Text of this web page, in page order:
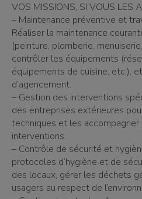
VOS MISSIONS, SI VOUS LES
– Maintenance préventive et
Réaliser la maintenance
(peinture, plomberie,
contrôler les équipements
équipements de cuisine, etc.),
d’agencement.
– Gestion des interventions
des entreprises extérieures
techniques et les
interventions.
– Contrôle de sécurité et
protocoles d’hygiène et de
des locaux, gérer les déchets
usagers au respect de